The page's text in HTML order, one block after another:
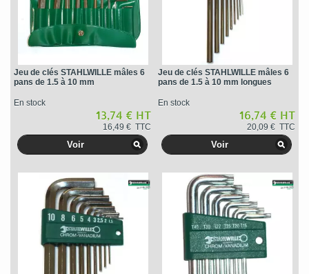
Jeu de clés STAHLWILLE mâles 6
pans de 1.5 à 10 mm
En stock
13,74 € HT
16,49 € TTC
Voir
Jeu de clés STAHLWILLE mâles 6
pans de 1.5 à 10 mm longues
En stock
16,74 € HT
20,09 € TTC
Voir